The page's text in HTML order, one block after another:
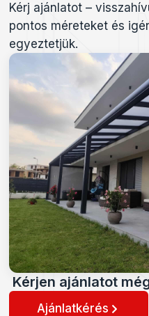
Kérj ajánlatot –
pontos méreteket és
egyeztetjük.
Kérjen ajánlatot
Ajánlatkérés